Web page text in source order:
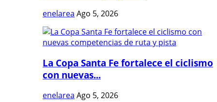
enelarea Ago 5, 2026
La Copa Santa Fe fortalece el ciclismo
con nuevas...
enelarea Ago 5, 2026